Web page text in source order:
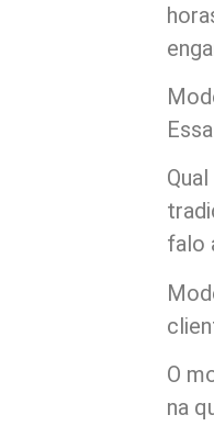
falo
O
na